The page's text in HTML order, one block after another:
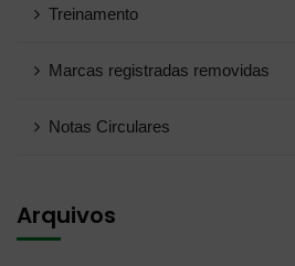
Treinamento
Marcas registradas removidas
Notas Circulares
Arquivos